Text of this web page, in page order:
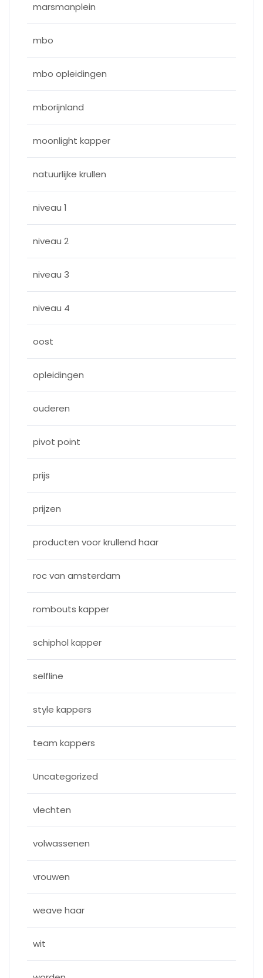
marsmanplein
mbo
mbo opleidingen
mborijnland
moonlight kapper
natuurlijke krullen
niveau 1
niveau 2
niveau 3
niveau 4
oost
opleidingen
ouderen
pivot point
prijs
prijzen
producten voor krullend haar
roc van amsterdam
rombouts kapper
schiphol kapper
selfline
style kappers
team kappers
Uncategorized
vlechten
volwassenen
vrouwen
weave haar
wit